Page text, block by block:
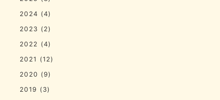
2024 (4)
2023 (2)
2022 (4)
2021 (12)
2020 (9)
2019 (3)